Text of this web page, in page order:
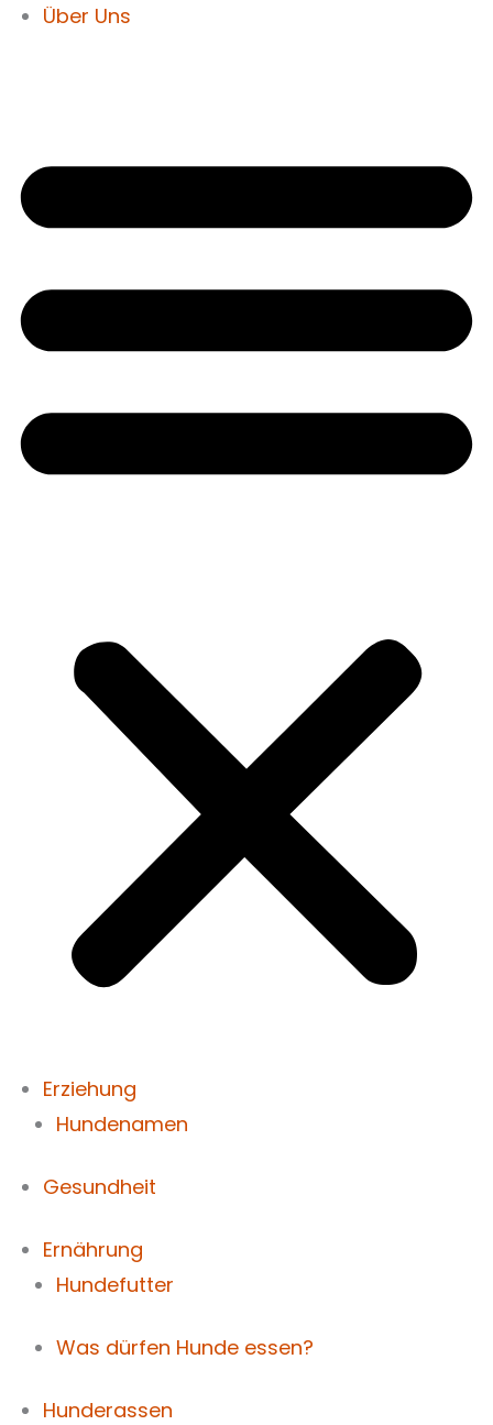
Über Uns
Erziehung
Hundenamen
Gesundheit
Ernährung
Hundefutter
Was dürfen Hunde essen?
Hunderassen